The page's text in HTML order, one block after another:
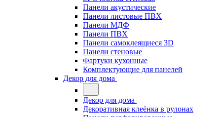
Панели акустические
Панели листовые ПВХ
Панели МДФ
Панели ПВХ
Панели самоклеящиеся 3D
Панели стеновые
Фартуки кухонные
Комплектующие для панелей
Декор для дома
Декор для дома
Декоративная клеёнка в рулонах